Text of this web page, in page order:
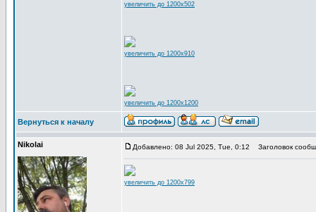
увеличить до 1200x502
увеличить до 1200x910
увеличить до 1200x1200
Вернуться к началу
Nikolai Добавлено: 08 Jul 2025, Tue, 0:12 Заголовок
увеличить до 1200x799